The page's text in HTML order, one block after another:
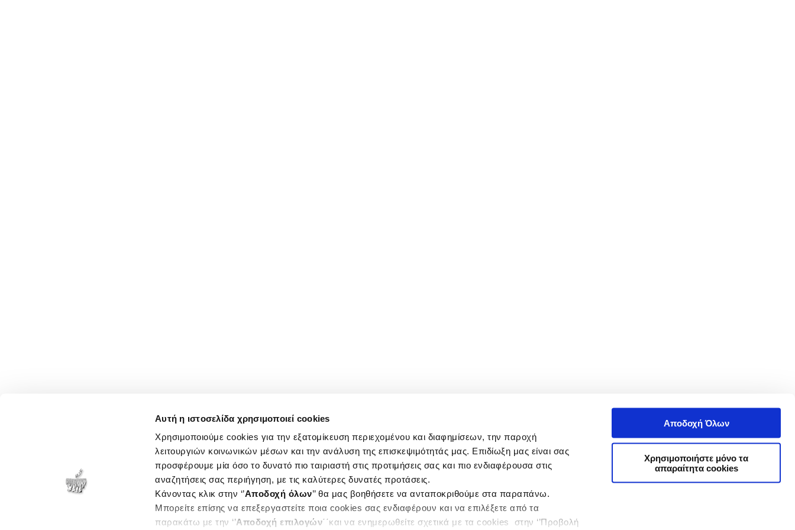
Αυτή η ιστοσελίδα χρησιμοποιεί cookies
Χρησιμοποιούμε cookies για την εξατομίκευση περιεχομένου και διαφημίσεων, την παροχή
λειτουργιών κοινωνικών μέσων και την ανάλυση της επισκεψιμότητάς μας. Επιδίωξη μας είναι σας
προσφέρουμε μία όσο το δυνατό πιο ταιριαστή στις προτιμήσεις σας και πιο ενδιαφέρουσα στις
αναζητήσεις σας περιήγηση, με τις καλύτερες δυνατές προτάσεις.
Κάνοντας κλικ στην ‘’Αποδοχή όλων’’ θα μας βοηθήσετε να ανταποκριθούμε στα παραπάνω.
Μπορείτε επίσης να επεξεργαστείτε ποια cookies σας ενδιαφέρουν και να επιλέξετε από τα
παρακάτω με την ‘’Αποδοχή επιλογών΄΄και να ενημερωθείτε σχετικά με τα cookies στην ‘’Προβολή
Αποδοχή Όλων
Χρησιμοποιήστε μόνο τα
απαραίτητα cookies